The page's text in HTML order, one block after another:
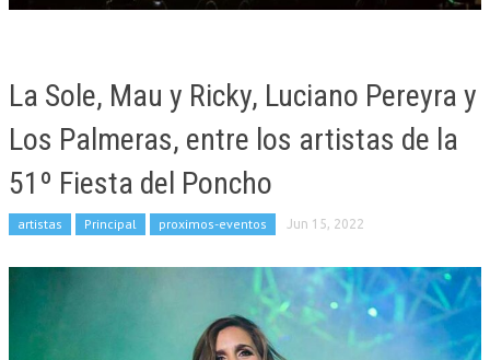
La Sole, Mau y Ricky, Luciano Pereyra y
Los Palmeras, entre los artistas de la
51º Fiesta del Poncho
artistas Principal proximos-eventos Jun 15, 2022